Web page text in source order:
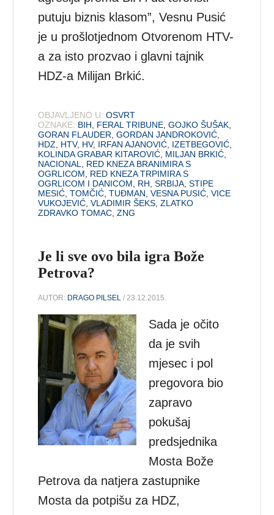
putuju biznis klasom”, Vesnu Pusić
je u prošlotjednom Otvorenom HTV-
a za isto prozvao i glavni tajnik
HDZ-a Milijan Brkić.
OBJAVLJENO U: OSVRT
OZNAKE: BIH FERAL TRIBUNE ,GOJKO ŠUŠAK
GORAN FLAUDER ,GORDAN JANDROKOVIĆ
HDZ
HTV, HV, IRFAN AJANOVIĆ IZETBEGOVIĆ
KOLINDA GRABAR KITAROVIĆ MILJAN BRKIĆ
NACIONAL
RED KNEZA BRANIMIRA S
OGRLICOM
RED KNEZA TRPIMIRA S
OGRLICOM I DANICOM
RH ,SRBIJA ,STIPE
MESIĆ ,TOMČIĆ ,TUĐMAN ,VESNA PUSIĆ ,VICE
VUKOJEVIĆ ,VLADIMIR ŠEKS ,ZLATKO
ZDRAVKO TOMAC ,ZNG
Je li sve ovo bila igra Bože
Petrova?
AUTOR: DRAGO PILSEL / 23.12.2015.
Sada je očito
da je svih
mjesec i pol
pregovora bio
zapravo
pokušaj
predsjednika
Mosta Bože
Petrova da natjera zastupnike
Mosta da potpišu za HDZ,